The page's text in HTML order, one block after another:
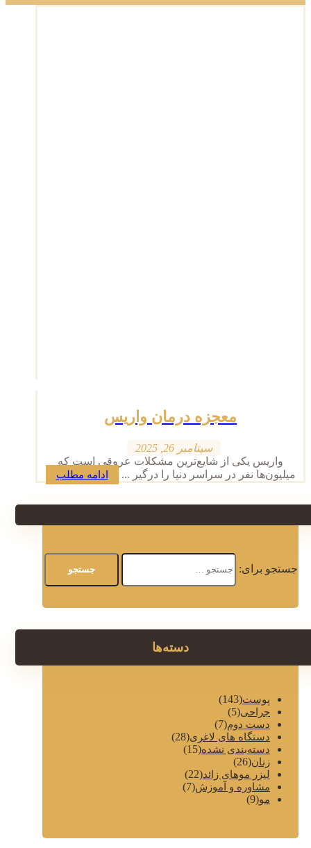
معجزه درمان واریس
سپتامبر 26, 2025
واریس یکی از شایع‌ترین مشکلات عروقی است که
میلیون‌ها نفر در سراسر دنیا را درگیر ...
ادامه مطلب
جستجو برای:
دسته‌ها
پوست(143)
جراحی(5)
دست دوم(7)
دستگاه های لاغری(28)
دسته‌بندی نشده(15)
زنان(26)
لیزر موهای زائد(22)
مشاوره و آموزش(7)
مو(9)